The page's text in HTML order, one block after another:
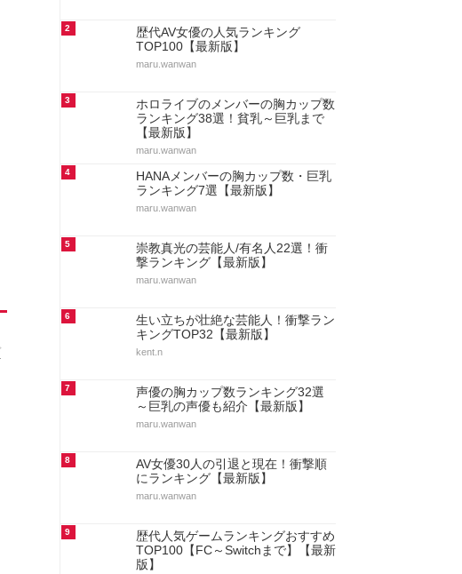
2
歴代AV女優の人気ランキング
TOP100【最新版】
maru.wanwan
3
ホロライブのメンバーの胸カップ数
ランキング38選！貧乳～巨乳まで
【最新版】
maru.wanwan
4
HANAメンバーの胸カップ数・巨乳
ランキング7選【最新版】
maru.wanwan
5
崇教真光の芸能人/有名人22選！衝
撃ランキング【最新版】
maru.wanwan
6
生い立ちが壮絶な芸能人！衝撃ラン
キングTOP32【最新版】
kent.n
7
声優の胸カップ数ランキング32選
～巨乳の声優も紹介【最新版】
maru.wanwan
8
AV女優30人の引退と現在！衝撃順
にランキング【最新版】
maru.wanwan
9
歴代人気ゲームランキングおすすめ
TOP100【FC～Switchまで】【最新
版】